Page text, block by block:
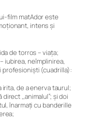
film matAdor este
intens și
de torros – viața;
iubirea, neîmplinirea,
profesioniști (cuadrilla):
irita, de a enerva taurul;
,,animalul”; și doi
înarmaţi cu banderille